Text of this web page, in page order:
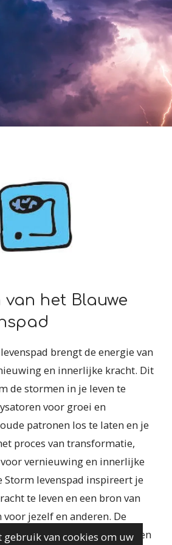
gebruik van cookies om uw
van het Blauwe
brengt de energie van
en innerlijke kracht. Dit
de stormen in je leven te
voor groei en
patronen los te laten en je
proces van transformatie,
vernieuwing en innerlijke
Storm levenspad inspireert je
te leven en een bron van
jezelf en anderen. De
kind in jezelf te koesteren en